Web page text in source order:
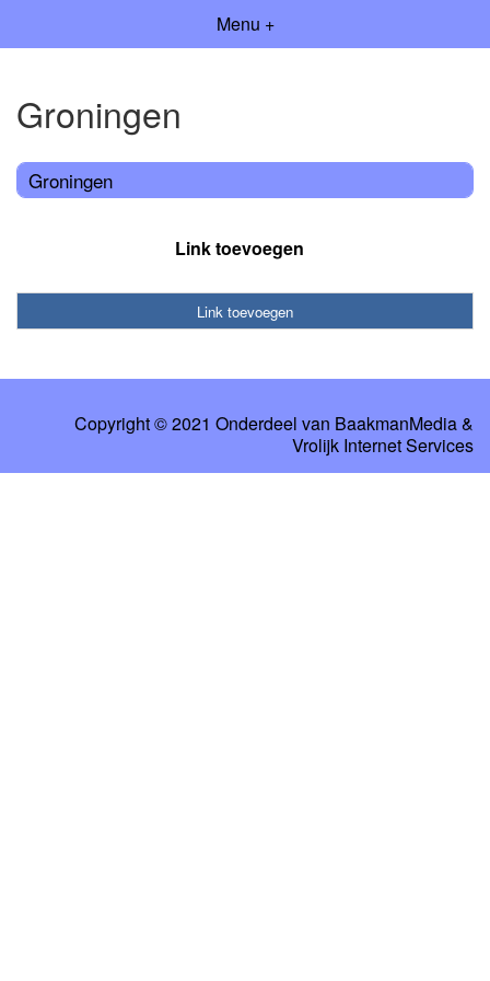
Menu +
Groningen
Groningen
Link toevoegen
Link toevoegen
Copyright © 2021 Onderdeel van BaakmanMedia&
Vrolijk Internet Services